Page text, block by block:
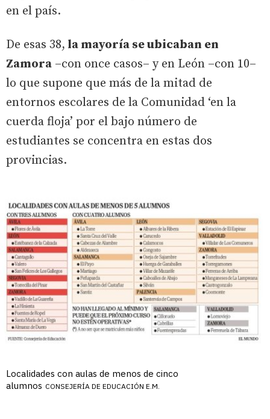
en el país.
De esas 38, la mayoría se ubicaban en
Zamora –con once casos– y en León –con 10–
lo que supone que más de la mitad de
entornos escolares de la Comunidad ‘en la
cuerda floja’ por el bajo número de
estudiantes se concentra en estas dos
provincias.
Localidades con aulas de menos de cinco
alumnos CONSEJERÍA DE EDUCACIÓN E.M.